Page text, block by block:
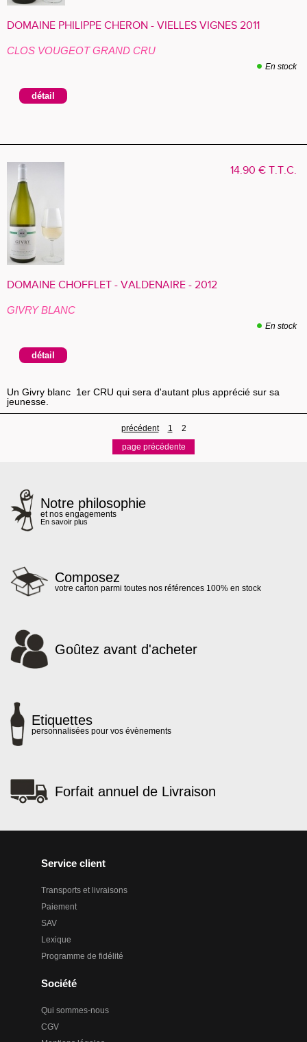
DOMAINE PHILIPPE CHERON - VIELLES VIGNES 2011
CLOS VOUGEOT GRAND CRU
En stock
DOMAINE CHOFFLET - VALDENAIRE - 2012
GIVRY BLANC
14.90 € T.T.C.
En stock
Un Givry blanc 1er CRU qui sera d'autant plus apprécié sur sa
jeunesse.
précédent 1 2
Notre philosophie
et nos engagements
En savoir plus
Composez
votre carton parmi toutes nos références 100% en stock
Goûtez avant d'acheter
Etiquettes
personnalisées pour vos évènements
Forfait annuel de Livraison
Service client
Transports et livraisons
Paiement
SAV
Lexique
Programme de fidélité
Société
Qui sommes-nous
CGV